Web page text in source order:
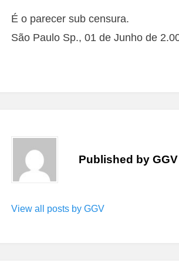
É o parecer sub censura.
São Paulo Sp., 01 de Junho de
Published by GGV
View all posts by GGV